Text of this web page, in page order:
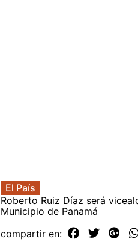
El País
Roberto Ruiz Díaz será
Municipio de Panamá
compartir en: